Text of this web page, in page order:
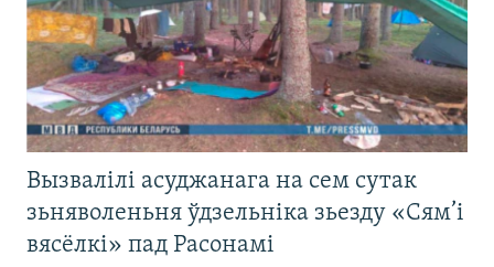
Вызвалілі асуджанага на сем сутак
зьняволеньня ўдзельніка зьезду «Сям’і
вясёлкі» пад Расонамі